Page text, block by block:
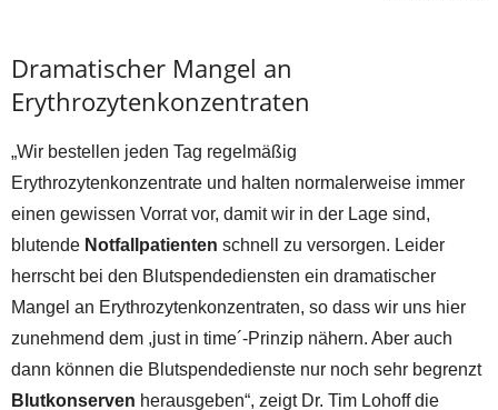
Dramatischer Mangel an
Erythrozytenkonzentraten
„Wir bestellen jeden Tag regelmäßig
Erythrozytenkonzentrate und halten normalerweise immer
einen gewissen Vorrat vor, damit wir in der Lage sind,
blutende Notfallpatienten schnell zu versorgen. Leider
herrscht bei den Blutspendediensten ein dramatischer
Mangel an Erythrozytenkonzentraten, so dass wir uns hier
zunehmend dem ,just in time´-Prinzip nähern. Aber auch
dann können die Blutspendedienste nur noch sehr begrenzt
Blutkonserven herausgeben“, zeigt Dr. Tim Lohoff die